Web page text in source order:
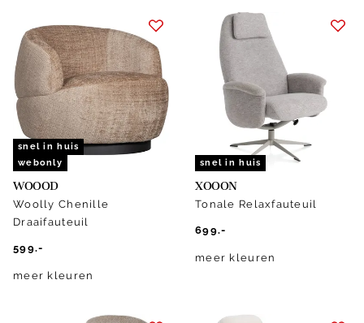
snel in huis
webonly
WOOOD
Woolly Chenille
Draaifauteuil
599.-
meer kleuren
snel in huis
XOOON
Tonale Relaxfauteuil
699.-
meer kleuren